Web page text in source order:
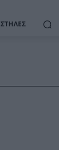
ΣΤΉΛΕΣ